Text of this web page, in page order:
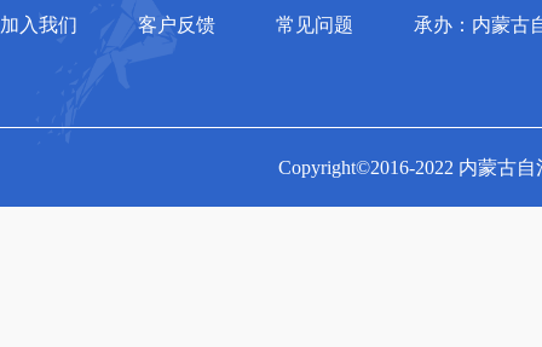
加入我们
客户反馈
常见问题
承办：内蒙古
Copyright©2016-2022 内蒙古